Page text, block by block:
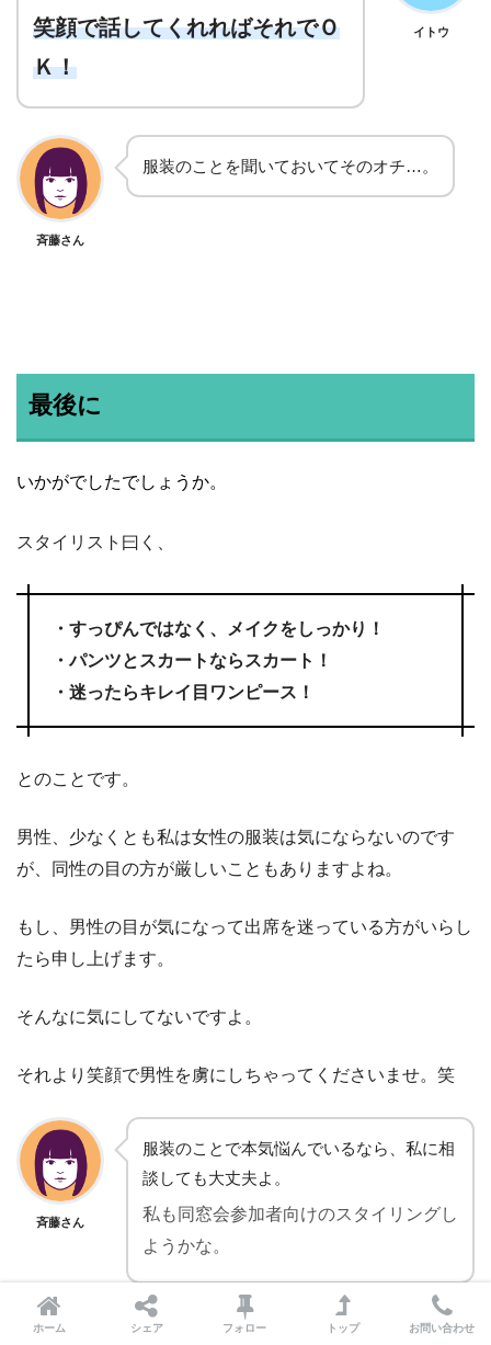
笑顔で話してくれればそれでＯ
Ｋ！
イトウ
斉藤さん
服装のことを聞いておいてそのオチ…。
最後に
いかがでしたでしょうか。
スタイリスト曰く、
・すっぴんではなく、メイクをしっかり！
・パンツとスカートならスカート！
・迷ったらキレイ目ワンピース！
とのことです。
男性、少なくとも私は女性の服装は気にならないのです
が、同性の目の方が厳しいこともありますよね。
もし、男性の目が気になって出席を迷っている方がいらし
たら申し上げます。
そんなに気にしてないですよ。
それより笑顔で男性を虜にしちゃってくださいませ。笑
斉藤さん
服装のことで本気悩んでいるなら、私に相
談しても大丈夫よ。
私も同窓会参加者向けのスタイリングし
ようかな。
ホーム シェア フォロー トップ お問い合わせ